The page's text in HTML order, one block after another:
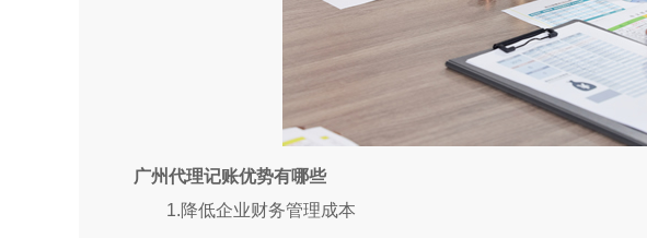
广州代理记账优势有哪些
1.降低企业财务管理成本